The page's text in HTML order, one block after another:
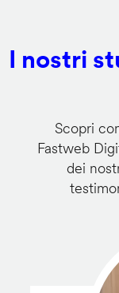
I nostri
Scopri
Fastweb
dei